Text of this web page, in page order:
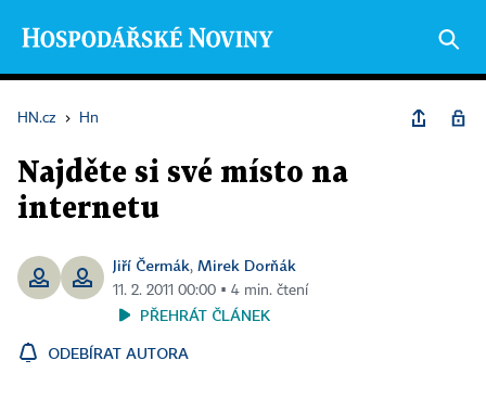
HN.cz › Hn
Najděte si své místo na
internetu
Jiří Čermák, Mirek Dorňák
11. 2. 2011 00:00 ▪ 4 min. čtení
PŘEHRÁT ČLÁNEK
ODEBÍRAT AUTORA